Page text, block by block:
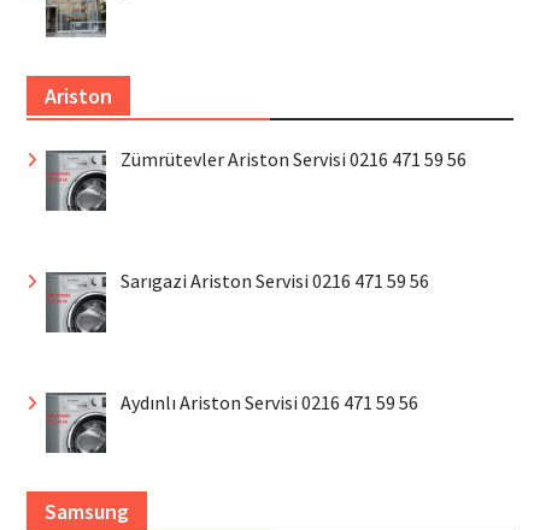
Ariston
Zümrütevler Ariston Servisi 0216 471 59 56
Sarıgazi Ariston Servisi 0216 471 59 56
Aydınlı Ariston Servisi 0216 471 59 56
Samsung